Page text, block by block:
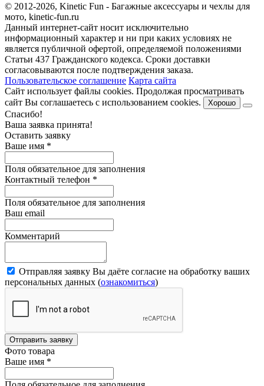
© 2012-2026, Kinetic Fun - Багажные аксессуары и чехлы для
мото, kinetic-fun.ru
Данный интернет-сайт носит исключительно
информационный характер и ни при каких условиях не
является публичной офертой, определяемой положениями
Статьи 437 Гражданского кодекса. Сроки доставки
согласовываются после подтверждения заказа.
Пользовательское соглашение Карта сайта
Сайт использует файлы cookies. Продолжая просматривать
сайт Вы соглашаетесь с использованием cookies.
Хорошо
Спасибо!
Ваша заявка принята!
Оставить заявку
Ваше имя *
Поля обязательное для заполнения
Контактный телефон *
Поля обязательное для заполнения
Ваш email
Комментарий
Отправляя заявку Вы даёте согласие на обработку ваших
персональных данных (ознакомиться)
Отправить заявку
Фото товара
Ваше имя *